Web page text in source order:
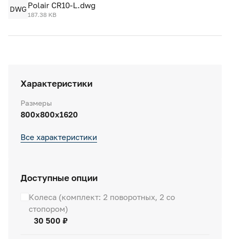
Характеристики
Размеры
800x800x1620
Все характеристики
Доступные опции
Колеса (комплект: 2 поворотных, 2 со
стопором)
30 500 ₽
DWG Polair CR10-L.dwg
187.38 KB